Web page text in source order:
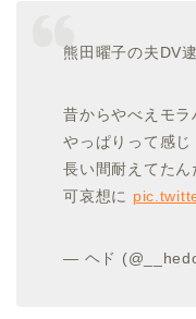
熊田曜子の夫DV逮
昔からやべえモ
やっぱりって感じ
長い間耐えてたん
可哀想に
— ヘド